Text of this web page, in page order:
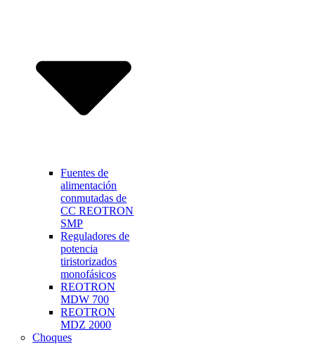
Fuentes de
alimentación
conmutadas de
CC REOTRON
SMP
Reguladores de
potencia
tiristorizados
monofásicos
REOTRON
MDW 700
REOTRON
MDZ 2000
Choques